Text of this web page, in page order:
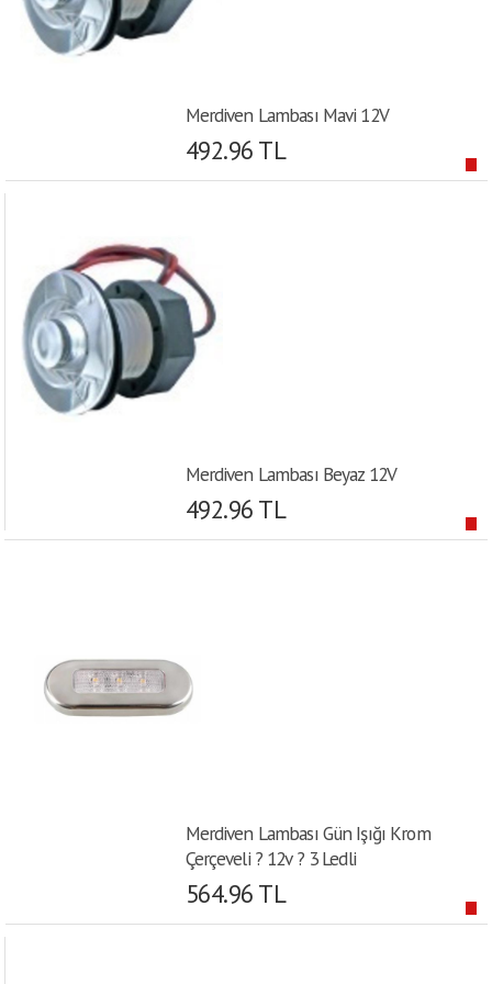
Merdiven Lambası Mavi 12V
492.96 TL
Merdiven Lambası Beyaz 12V
492.96 TL
Merdiven Lambası Gün Işığı Krom
Çerçeveli ? 12v ? 3 Ledli
564.96 TL